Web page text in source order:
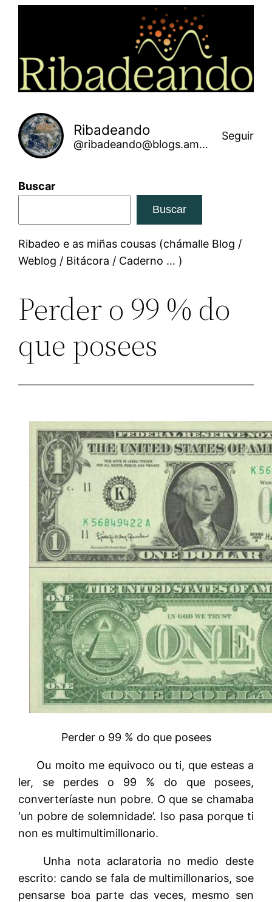
Ribadeando
@ribadeando@blogs.amarinha.gal
Seguir
Buscar
Buscar
Ribadeo e as miñas cousas (chámalle Blog /
Weblog / Bitácora / Caderno … )
Perder o 99 % do
que posees
Perder o 99 % do que posees
Ou moito me equivoco ou ti, que esteas a
ler, se perdes o 99 % do que posees,
converteríaste nun pobre. O que se chamaba
‘un pobre de solemnidade’. Iso pasa porque ti
non es multimultimillonario.
Unha nota aclaratoria no medio deste
escrito: cando se fala de multimillonarios, soe
pensarse boa parte das veces, mesmo sen